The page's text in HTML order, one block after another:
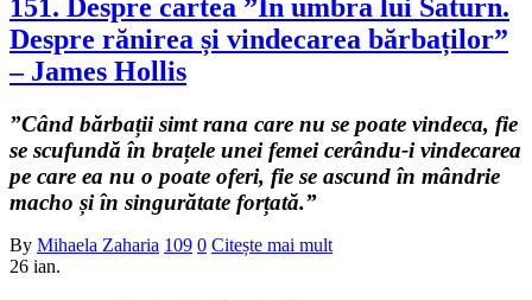
151. Despre cartea ”În umbra lui Saturn.
Despre rănirea și vindecarea bărbaților”
– James Hollis
”Când bărbații simt rana care nu se poate vindeca, fie
se scufundă în brațele unei femei cerându-i vindecarea
pe care ea nu o poate oferi, fie se ascund în mândrie
macho și în singurătate forțată.”
By Mihaela Zaharia 109 0 Citește mai mult
26 ian.